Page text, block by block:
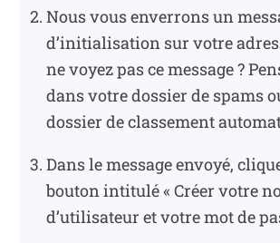
Nous vous enverrons un
d’initialisation sur votre
ne voyez pas ce message ?
dans votre dossier de spams
dossier de classement
Dans le message envoyé,
bouton intitulé « Créer votre
d’utilisateur et votre mot de